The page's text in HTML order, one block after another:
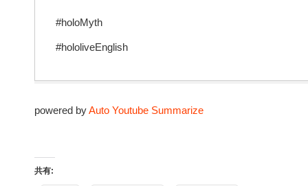
#holoMyth
#hololiveEnglish
powered byAuto Youtube Summarize
共有: